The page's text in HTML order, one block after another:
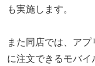
も実施します。
また同店では、ア
に注文できるモバ